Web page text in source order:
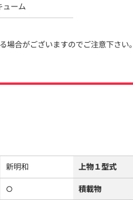
ューム
合がございますのでご注意下さい。
新明和 上物１型式
○ 積載物